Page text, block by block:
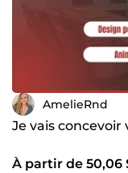
AmelieRnd
Je vais
À partir de 50,06